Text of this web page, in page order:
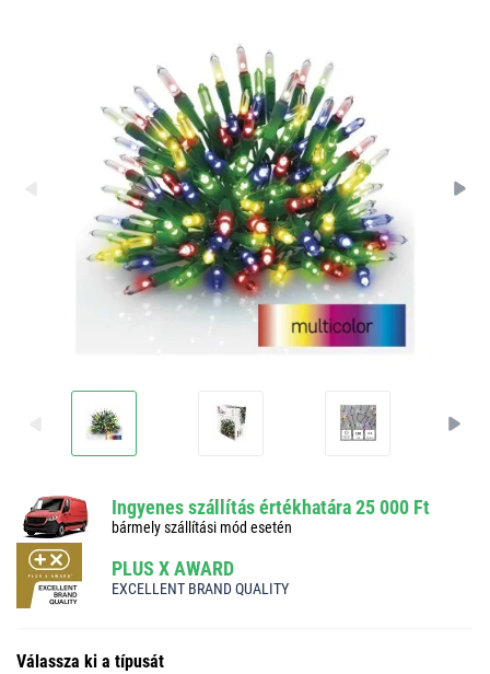
Ingyenes szállítás értékhatára 25 000 Ft
bármely szállítási mód esetén
PLUS X AWARD
EXCELLENT BRAND QUALITY
Válassza ki a típusát